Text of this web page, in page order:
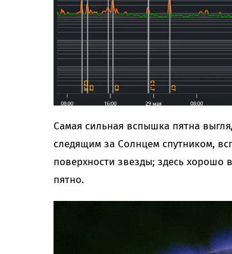
Самая сильная вспышка пятна
следящим за Солнцем спутником,
поверхности звезды; здесь
пятно.